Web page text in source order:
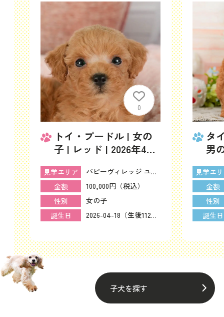
0
トイ・プードル | 女の
子 | レッド | 2026年4月
18日（ID:dog-
200016428）
見学エリア
パピーヴィレッジ ユリカモメ
金額
100,000円（税込）
性別
女の子
誕生日
2026-04-18（生後112日）
タ
男
年6
見学エ
金額
性別
誕生日
子犬を探す